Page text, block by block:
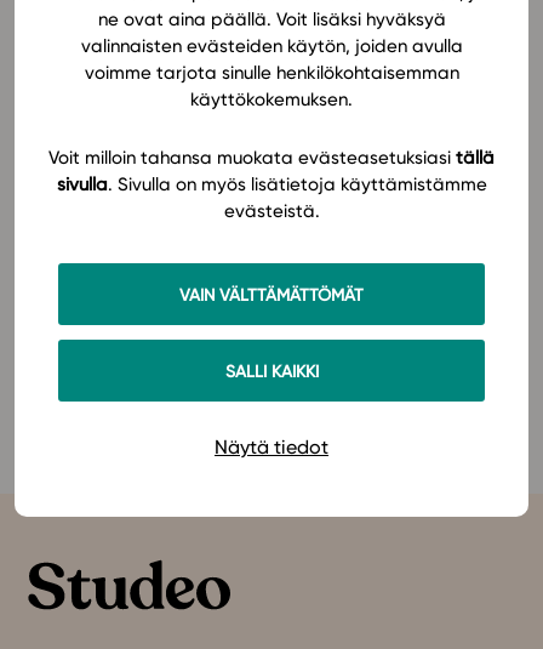
ne ovat aina päällä. Voit lisäksi hyväksyä
valinnaisten evästeiden käytön, joiden avulla
voimme tarjota sinulle henkilökohtaisemman
käyttökokemuksen.
Voit milloin tahansa muokata evästeasetuksiasi tällä
sivulla. Sivulla on myös lisätietoja käyttämistämme
evästeistä.
VAIN VÄLTTÄMÄTTÖMÄT
SALLI KAIKKI
Näytä tiedot
In English
Studeoon ja keskustelemaan kanssamme psykologian
opetuksen mahdollisuuksista!
Lue lisää tapahtumastaPSOP ry:n sivuilta
Tutustu Studeon psykologian oppimateriaaleihin
Olemme myös julkaisseet psykologian
kertausmateriaalin opiskelijan itsenäiseen
kertaamiseen. TutustuPsykologian Preppaajaan.